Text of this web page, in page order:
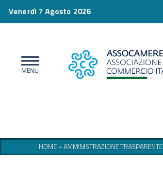
Venerdì 7 Agosto 2026
HOME»AMMINISTRAZIONE TRASPARENTE